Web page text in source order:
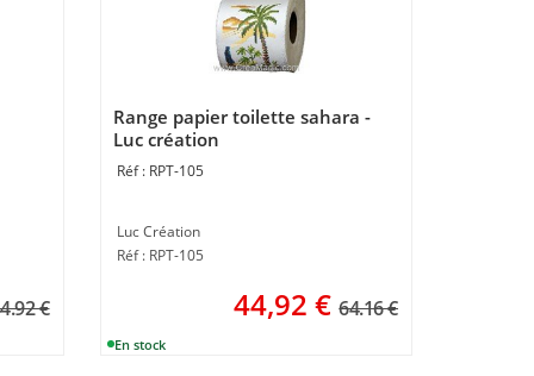
€
Range papier toilette sahara -
Luc création
RPT-105
Luc Création
Réf : RPT-105
44,92 € 64.16 €